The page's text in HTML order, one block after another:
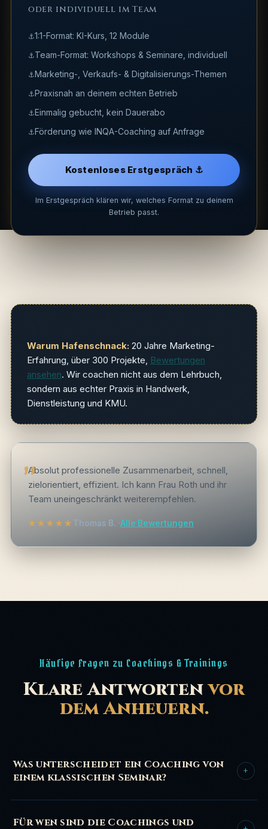
oder individuell im Team
1:1-Format: KI-Kurs, 12 Module
Team-Format: Workshops & Seminare, individuell
Marketing-, Verkaufs- & Digitalisierungs-Themen
Praxisnah an deinem echten Betrieb
Einmalig gebucht, kein Dauerabo
Förderung wie INQA-Coaching auf Anfrage
Kostenloses Erstgespräch ⚓
Im Erstgespräch klären wir, welches Format zu deinem
Betrieb passt.
Warum Hafenschnack:20 Jahre Marketing-
Erfahrung, über 300 Projekte, Bewertungen
ansehen. Wir coachen nicht aus dem Lehrbuch,
sondern aus echter Praxis in Handwerk,
Dienstleistung und KMU.
Absolut professionelle Zusammenarbeit, schnell,
zielorientiert, effizient. Ich kann Frau Roth und ihr
Team uneingeschränkt weiterempfehlen.
★★★★★ Thomas B. ·Alle Bewertungen
Häufige Fragen zu Coachings & Trainings
Klare Antwortenvor
dem Anheuern.
Was unterscheidet ein Coaching von
einem klassischen Seminar?
+
gleiches Tempo, egal wer im Raum sitzt. Unser Coaching
Für wen sind die Coachings und